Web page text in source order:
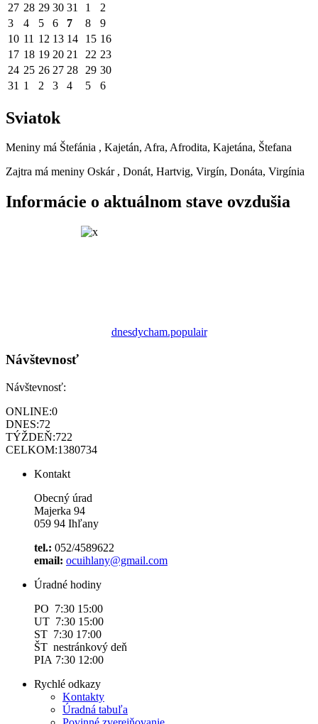
27 28 29 30 31 1
2
3
4 5 6 7 8
9
10 11 12 13 14 15 16
17 18 19 20 21 22 23
24 25 26 27 28 29 30
31 1 2 3 4 5 6
Sviatok
Meniny má Štefánia , Kajetán, Afra, Afrodita, Kajetána, Štefana
Zajtra má meniny Oskár , Donát, Hartvig, Virgín, Donáta, Virgínia
Informácie o aktuálnom stave ovzdušia
dnesdycham.populair
Návštevnosť
Návštevnosť:
ONLINE:0
DNES:72
TÝŽDEŇ:722
CELKOM:1380734
Kontakt
Obecný úrad
Majerka 94
059 94 Ihľany
tel.: 052/4589622
email: ocuihlany@gmail.com
Úradné hodiny
PO 7:30 15:00
UT 7:30 15:00
ST 7:30 17:00
ŠT nestránkový deň
PIA 7:30 12:00
Rychlé odkazy
Kontakty
Úradná tabuľa